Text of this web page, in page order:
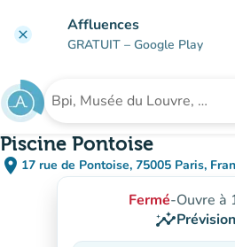
clear Affluences
GRATUIT – Google Play
Rechercher un établissement
Piscine Pontoise
place 17 rue de Pontoise, 75005 Paris,
(ouvrir dans Google
(nouvel onglet)
Fermé-Ouvre à
insights